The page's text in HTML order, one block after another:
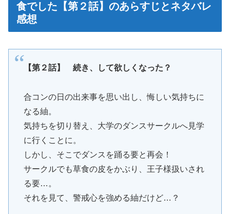
食でした【第２話】のあらすじとネタバレ
感想
【第２話】 続き、して欲しくなった？
合コンの日の出来事を思い出し、悔しい気持ちに
なる紬。
気持ちを切り替え、大学のダンスサークルへ見学
に行くことに。
しかし、そこでダンスを踊る要と再会！
サークルでも草食の皮をかぶり、王子様扱いされ
る要…。
それを見て、警戒心を強める紬だけど…？